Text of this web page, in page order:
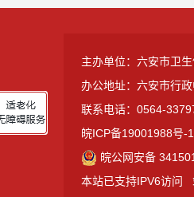
主办单位：六安市卫
办公地址：六安市行
联系电话：0564-
皖ICP备19001988号-1
皖公网安备
本站已支持IPV6访问